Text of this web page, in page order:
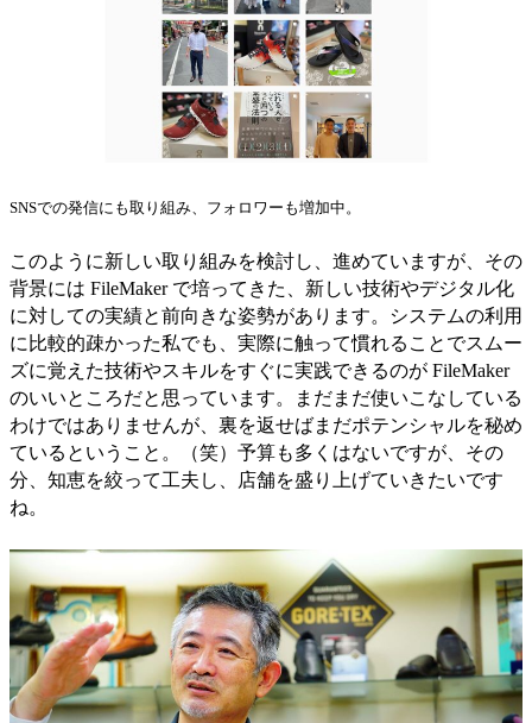
SNSでの発信にも取り組み、フォロワーも増加中。
このように新しい取り組みを検討し、進めていますが、その
背景には FileMaker で培ってきた、新しい技術やデジタル化
に対しての実績と前向きな姿勢があります。システムの利用
に比較的疎かった私でも、実際に触って慣れることでスムー
ズに覚えた技術やスキルをすぐに実践できるのが FileMaker
のいいところだと思っています。まだまだ使いこなしている
わけではありませんが、裏を返せばまだポテンシャルを秘め
ているということ。（笑）予算も多くはないですが、その
分、知恵を絞って工夫し、店舗を盛り上げていきたいです
ね。